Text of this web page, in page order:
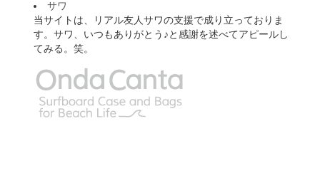
サワ
当サイトは、リアル友人サワの支援で成り立っておりま
す。サワ、いつもありがとう♪と感謝を述べてアピールし
てみる。笑。